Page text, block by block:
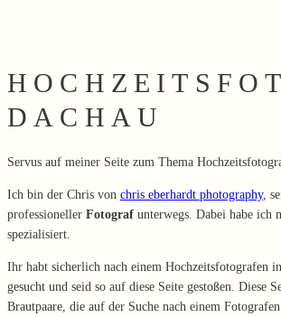
DACHAU
Servus auf meiner Seite zum Thema
Ich bin der Chris von chris eberhardt photography,
professioneller Fotograf unterwegs. Dabei habe ich
spezialisiert.
Ihr habt sicherlich nach einem Hochzeitsfotografen
gesucht und seid so auf diese Seite gestoßen. Diese
Brautpaare, die auf der Suche nach einem